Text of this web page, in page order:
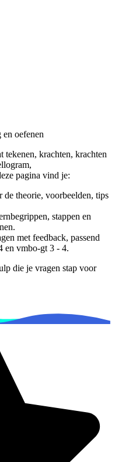
en oefenen
krachten, krachten
pagina vind je:
theorie, voorbeelden, tips
stappen en
.
met feedback, passend
en vmbo-gt 3 - 4.
die je vragen stap voor